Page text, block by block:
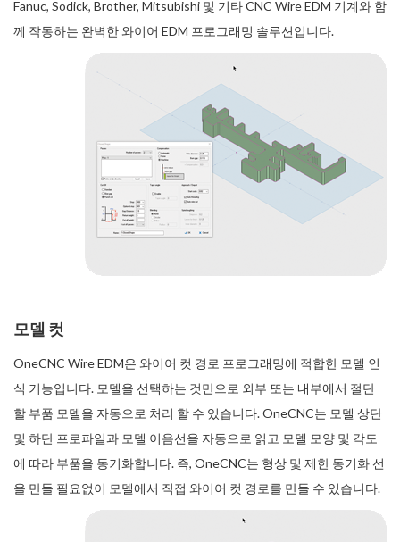
Fanuc, Sodick, Brother, Mitsubishi 및 기타 CNC Wire EDM 기계와 함
께 작동하는 완벽한 와이어 EDM 프로그래밍 솔루션입니다.
모델 컷
OneCNC Wire EDM은 와이어 컷 경로 프로그래밍에 적합한 모델 인
식 기능입니다. 모델을 선택하는 것만으로 외부 또는 내부에서 절단
할 부품 모델을 자동으로 처리 할 수 있습니다. OneCNC는 모델 상단
및 하단 프로파일과 모델 이음선을 자동으로 읽고 모델 모양 및 각도
에 따라 부품을 동기화합니다. 즉, OneCNC는 형상 및 제한 동기화 선
을 만들 필요없이 모델에서 직접 와이어 컷 경로를 만들 수 있습니다.